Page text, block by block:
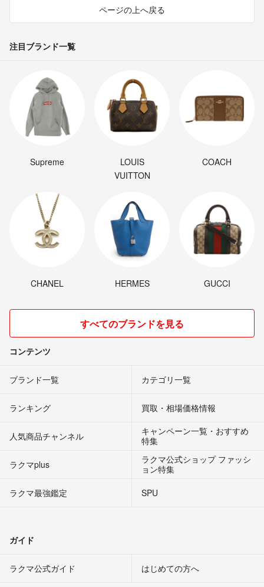
ページの上へ戻る
注目ブランド一覧
Supreme
LOUIS
VUITTON
COACH
CHANEL HERMES GUCCI
すべてのブランドを見る
コンテンツ
ブランド一覧 カテゴリ一覧
ランキング 買取・相場価格情報
人気商品チャンネル
キャンペーン一覧・おすすめ
特集
ラクマplus
ラクマ公式ショップ ファッシ
ョン特集
ラクマ最強鑑定
SPU
ガイド
ラクマ公式ガイド はじめての方へ